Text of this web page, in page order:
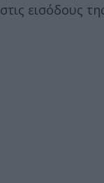
στις εισόδους